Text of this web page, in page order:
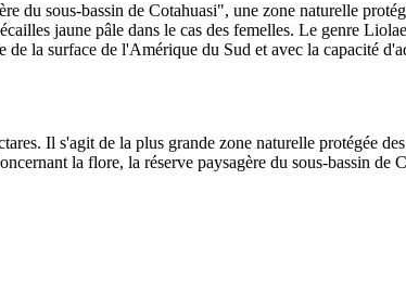
du sous-bassin de Cotahuasi", une zone naturelle
jaune pâle dans le cas des femelles. Le genre
la surface de l'Amérique du Sud et avec la capacité
Il s'agit de la plus grande zone naturelle protégée
la flore, la réserve paysagère du sous-bassin de